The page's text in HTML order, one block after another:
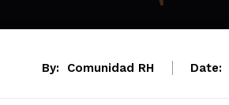
By: Comunidad RH Date: